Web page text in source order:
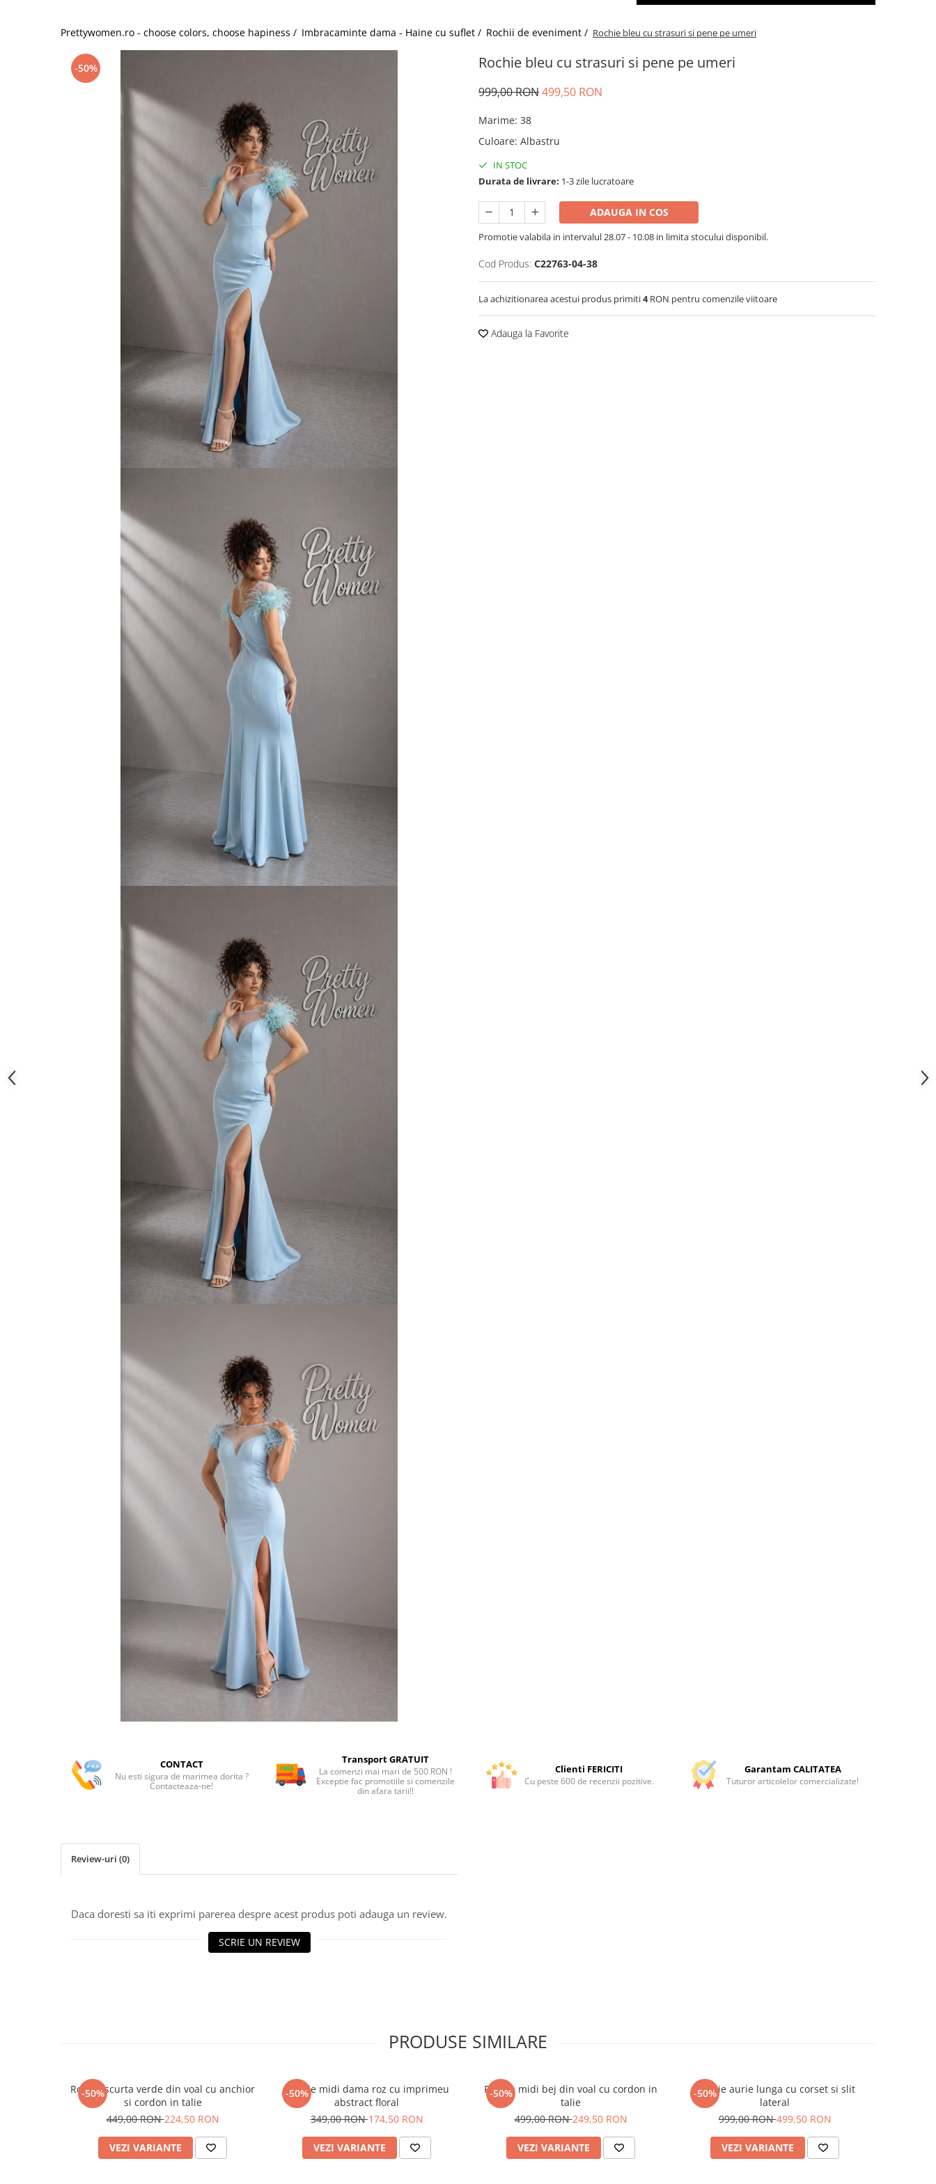
Prettywomen.ro - choose colors, choose hapiness / Imbracaminte dama - Haine cu suflet / Rochii de eveniment / Rochie bleu cu strasuri si pene pe umeri
-50% Rochie bleu cu strasuri si pene pe umeri
999,00 RON499,50 RON
Marime: 38
Culoare: Albastru
IN STOC
Durata de livrare: 1-3 zile lucratoare
ADAUGA IN COS
Promotie valabila in intervalul 28.07 - 10.08 in limita stocului disponibil.
Cod Produs: C22763-04-38
La achizitionarea acestui produs primiti4RON pentru comenzile viitoare
Adauga la Favorite
CONTACT
Nu esti sigura de marimea dorita ?
Contacteaza-ne!
Transport GRATUIT
La comenzi mai mari de 500 RON !
Exceptie fac promotiile si comenzile
din afara tarii!!
Clienti FERICITI
Cu peste 600 de recenzii pozitive.
Garantam CALITATEA
Tuturor articolelor comercializate!
Review-uri (0)
Daca doresti sa iti exprimi parerea despre acest produs poti adauga un review.
SCRIE UN REVIEW
PRODUSE SIMILARE
-50%
Rochie scurta verde din voal cu anchior
si cordon in talie
449,00 RON224,50 RON
VEZI VARIANTE
-50%
Rochie midi dama roz cu imprimeu
abstract floral
349,00 RON174,50 RON
VEZI VARIANTE
-50%
Rochie midi bej din voal cu cordon in
talie
499,00 RON249,50 RON
VEZI VARIANTE
-50%
Rochie aurie lunga cu corset si slit
lateral
999,00 RON499,50 RON
VEZI VARIANTE